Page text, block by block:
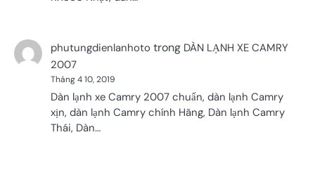
phutungdienlanhoto trong DÀN LẠNH XE CAMRY
2007
Tháng 4 10, 2019
Dàn lạnh xe Camry 2007 chuẩn, dàn lạnh Camry
xịn, dàn lạnh Camry chính Hãng, Dàn lạnh Camry
Thái, Dàn…